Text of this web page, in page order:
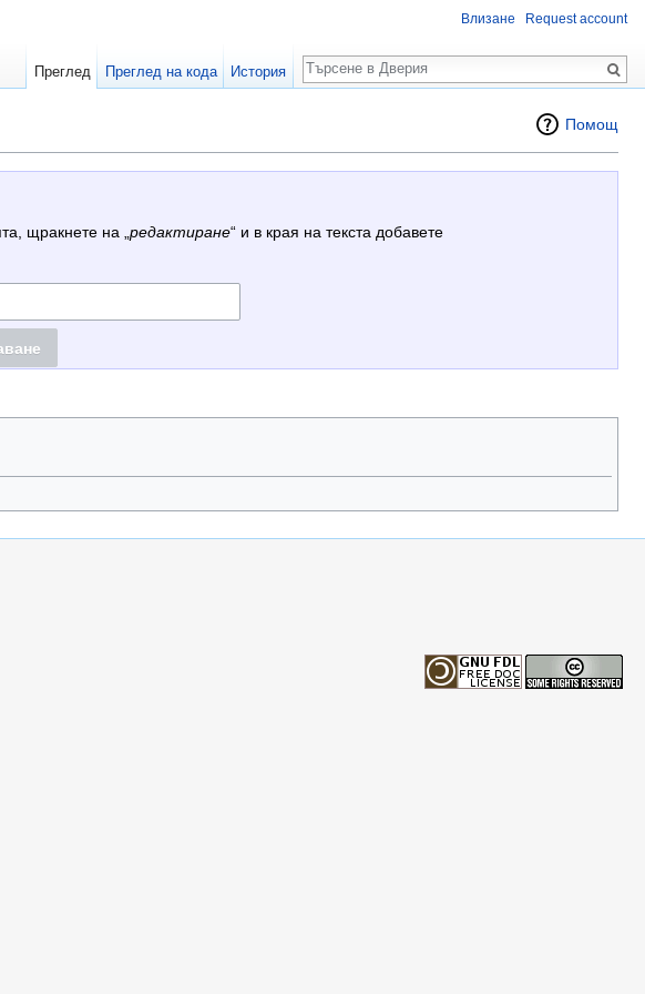
Помощ
щракнете на „ редактиране“ и в края на текста добавете
Влизане Request account
Преглед Преглед на кода История
Търсене